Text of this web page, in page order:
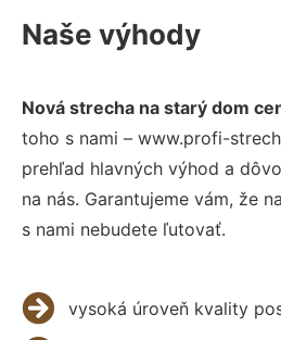
Naše výhody
Nová strecha na starý dom
toho s nami – www.profi-
prehľad hlavných výhod a
na nás. Garantujeme vám, že
s nami nebudete ľutovať.
vysoká úroveň kvality